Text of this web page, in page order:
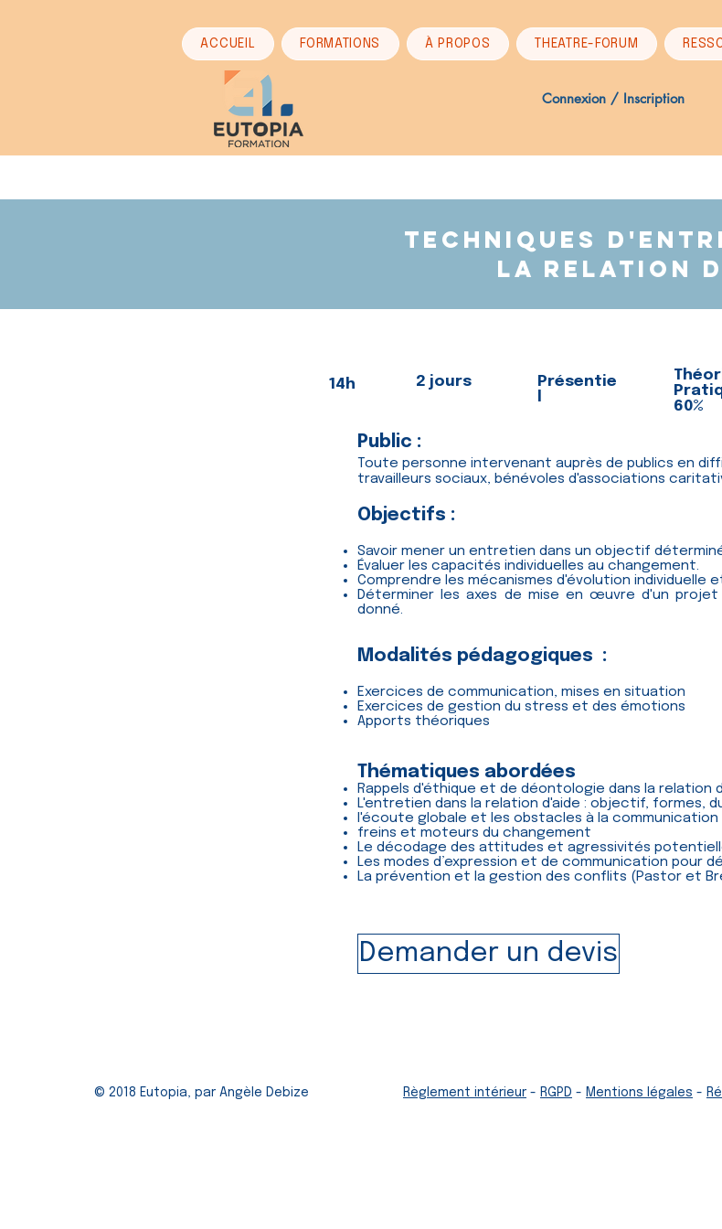
ACCUEIL FORMATIONS À PROPOS THEATRE-FORUM
Connexion / Inscription
techniques
la relation
2 jours
Présentie
60%
14h
Public :
Toute personne intervenant auprès de publics en
travailleurs sociaux, bénévoles d'associations
Objectifs :
Savoir mener un entretien dans un objectif
Évaluer les capacités individuelles au changement.
Comprendre les mécanismes d'évolution individuelle
Déterminer les axes de mise en œuvre d'un
donné.
Modalités pédagogiques :
Exercices de communication, mises en situation
Exercices de gestion du stress et des émotions
Apports théoriques
Thématiques abordées
Rappels d'éthique et de déontologie dans la relation
L'entretien dans la relation d'aide : objectif, formes,
l'écoute globale et les obstacles à la communication
freins et moteurs du changement
Le décodage des attitudes et agressivités
Les modes d’expression et de communication pour
La prévention et la gestion des conflits (Pastor et
Demander un devis
© 2018 Eutopia, par Angèle Debize Règlement intérieur - RGPD - Mentions légales -